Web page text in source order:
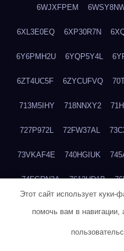
6WJXFPEM
6XL3E0EQ 6XP30R7N
6Y6PMH2U 6YQP5Y4L
6ZT4UC5F 6ZYCUFVQ
713M5IHY 718NNXY2
727P972L 72FW37AL
73VKAF4E 740HGIUK
74FGRN3A 7612HD1B
Этот сайт использует куки-
помочь вам в навигации,